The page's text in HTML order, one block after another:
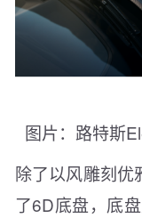
图片：路特斯
除了以风雕刻优
了6D底盘，底